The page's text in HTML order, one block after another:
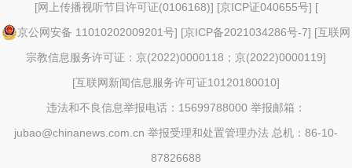
[网上传播视听节目许可证(0106168)] [京ICP证040655号] [
京公网安备 11010202009201号] [京ICP备2021034286号-7] [互联网
宗教信息服务许可证：京(2022)0000118；京(2022)0000119]
[互联网新闻信息服务许可证10120180010]
违法和不良信息举报电话：15699788000 举报邮箱：
jubao@chinanews.com.cn 举报受理和处置管理办法 总机：86-10-
87826688